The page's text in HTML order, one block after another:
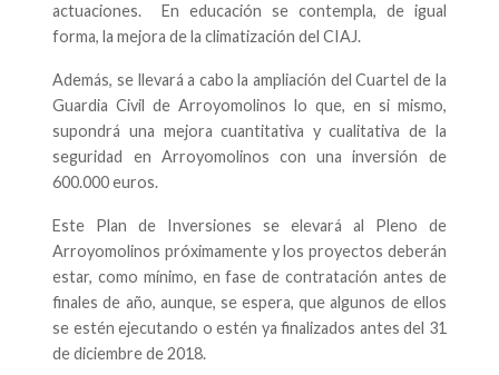
actuaciones. En educación se contempla, de igual
forma, la mejora de la climatización del CIAJ.
Además, se llevará a cabo la ampliación del Cuartel de la
Guardia Civil de Arroyomolinos lo que, en si mismo,
supondrá una mejora cuantitativa y cualitativa de la
seguridad en Arroyomolinos con una inversión de
600.000 euros.
Este Plan de Inversiones se elevará al Pleno de
Arroyomolinos próximamente y los proyectos deberán
estar, como mínimo, en fase de contratación antes de
finales de año, aunque, se espera, que algunos de ellos
se estén ejecutando o estén ya finalizados antes del 31
de diciembre de 2018.